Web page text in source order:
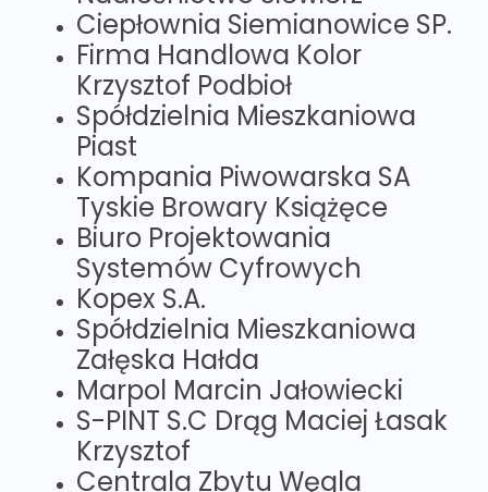
Ciepłownia Siemianowice SP.
Firma Handlowa Kolor
Krzysztof Podbioł
Spółdzielnia Mieszkaniowa
Piast
Kompania Piwowarska SA
Tyskie Browary Książęce
Biuro Projektowania
Systemów Cyfrowych
Kopex S.A.
Spółdzielnia Mieszkaniowa
Załęska Hałda
Marpol Marcin Jałowiecki
S-PINT S.C Drąg Maciej Łasak
Krzysztof
Centrala Zbytu Węgla